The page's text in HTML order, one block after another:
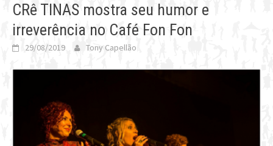
CRê TINAS mostra seu humor e
irreverência no Café Fon Fon
29/08/2019 Tony Capellão